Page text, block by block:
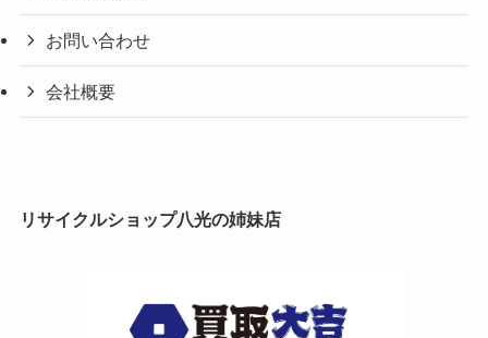
お問い合わせ
会社概要
リサイクルショップ八光の姉妹店